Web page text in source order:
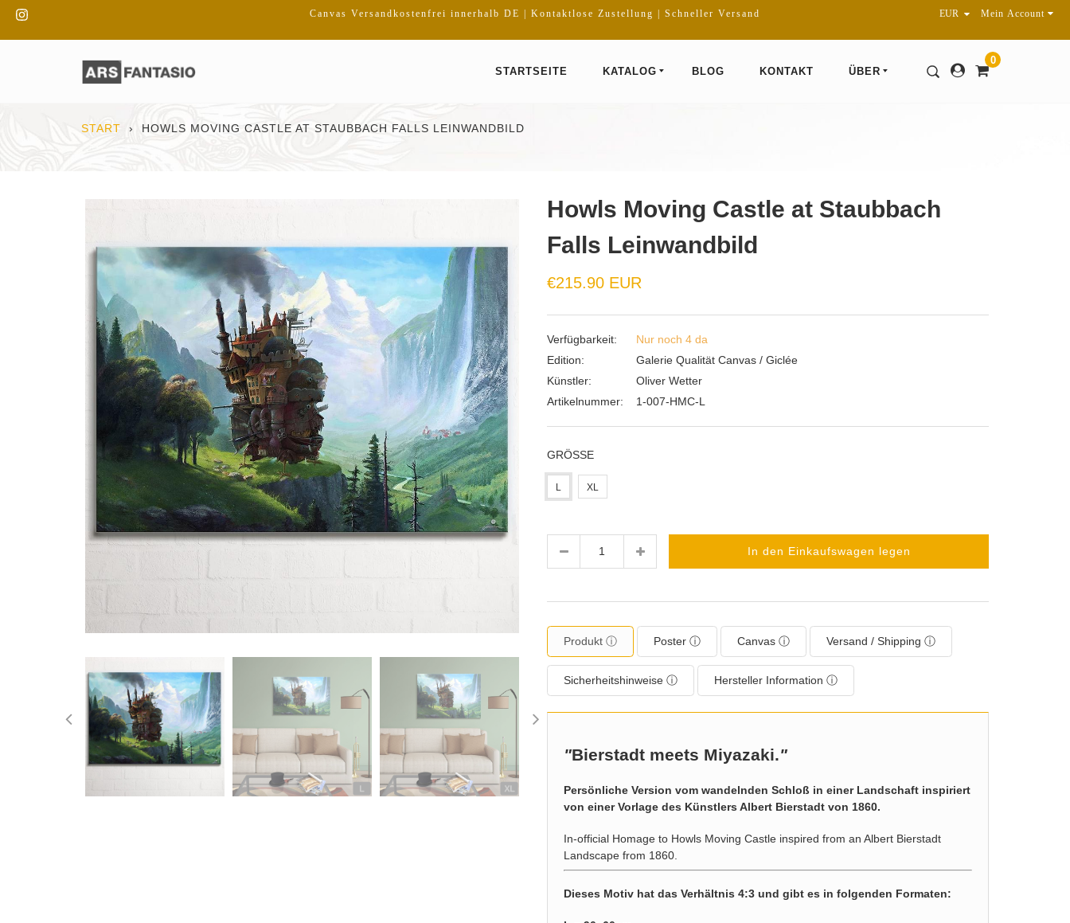
Direkt
zum
Inhalt
Instagram Canvas Versandkostenfrei innerhalb DE | Kontaktlose Zustellung | Schneller Versand Mein Account
0
STARTSEITE
KATALOG BLOG KONTAKT ÜBER
START › HOWLS MOVING CASTLE AT STAUBBACH FALLS LEINWANDBILD
Howls Moving Castle at Staubbach
Falls Leinwandbild
€215.90 EUR
Verfügbarkeit:
Nur noch 4 da
Edition:
Galerie Qualität Canvas / Giclée
Künstler:
Oliver Wetter
Artikelnummer:
1-007-HMC-L
GRÖSSE
L XL
In den Einkaufswagen legen
Produkt ⓘ Poster ⓘ Canvas ⓘ Versand / Shipping ⓘ
Sicherheitshinweise ⓘ Hersteller Information ⓘ
"Bierstadt meets Miyazaki."
Persönliche Version vom wandelnden Schloß in einer Landschaft inspiriert
von einer Vorlage des Künstlers Albert Bierstadt von 1860.
In-official Homage to Howls Moving Castle inspired from an Albert Bierstadt
Landscape from 1860.
Dieses Motiv hat das Verhältnis 4:3 und gibt es in folgenden Formaten: